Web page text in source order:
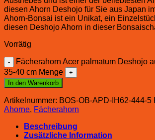
diesen Ahorn Deshojo für Sie aus Japan
Ahorn-Bonsai ist ein Unikat, ein
diesen Deshojo Ahorn in dieser
Vorrätig
Fächerahorn Acer palmatum Deshojo
35-40 cm Menge
In den Warenkorb
Artikelnummer: BOS-OB-APD-IH62-444-5
Ahorne, Fächerahorn
Beschreibung
Zusätzliche Information